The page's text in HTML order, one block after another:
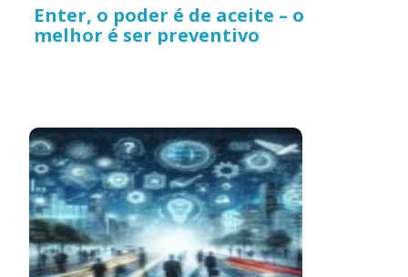
Enter, o poder é de aceite – o
melhor é ser preventivo